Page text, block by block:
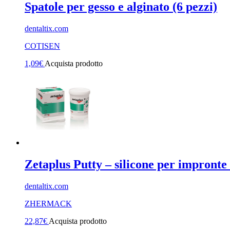
Spatole per gesso e alginato (6 pezzi)
dentaltix.com
COTISEN
1,09€ Acquista prodotto
Zetaplus Putty – silicone per impronte
dentaltix.com
ZHERMACK
22,87€ Acquista prodotto